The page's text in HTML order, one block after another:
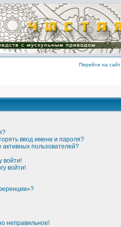
Перейти на сайт
ввод имени и пароля?
активных пользователей?
войти!
войти!
неправильное!